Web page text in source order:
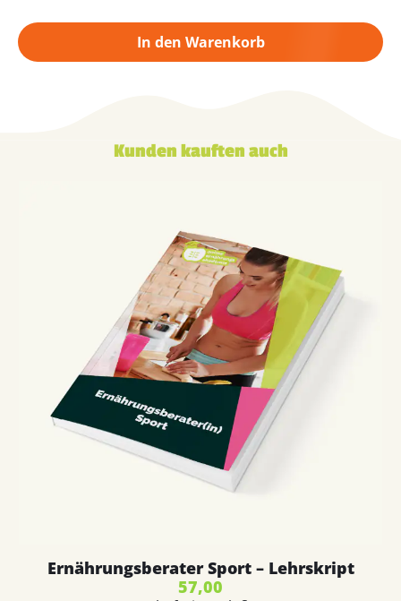
In den Warenkorb
Kunden kauften auch
Ernährungsberater Sport – Lehrskript
57,00